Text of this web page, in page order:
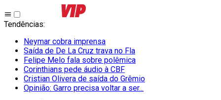
Tendências:
Neymar cobra imprensa
Saída de De La Cruz trava no Fla
Felipe Melo fala sobre polêmica
Corinthians pede áudio à CBF
Cristian Olivera de saída do Grêmio
Opinião: Garro precisa voltar a ser...